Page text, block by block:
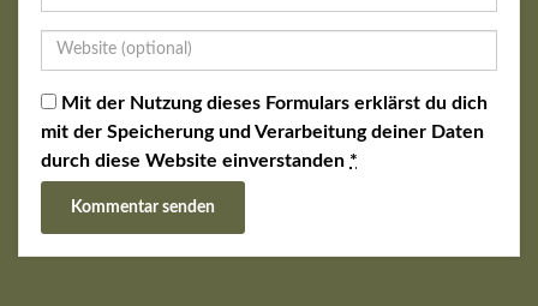
Mit der Nutzung dieses Formulars erklärst du dich
mit der Speicherung und Verarbeitung deiner Daten
durch diese Website einverstanden *